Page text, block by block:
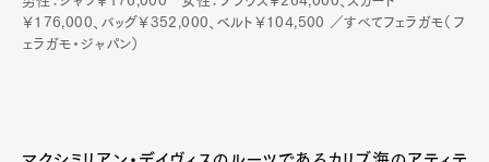
￥176,000、バッグ￥352,000、ベルト￥104,500 ／すべてフェラガモ（フ
ェラガモ・ジャパン）